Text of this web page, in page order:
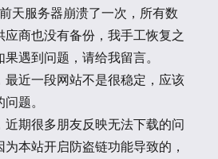
天服务器崩溃了一次，所有数
应商也没有备份，我手工恢复之
遇到问题，请给我留言。
最近一段网站不是很稳定，应该
题。
近期很多朋友反映无法下载的问
本站开启防盗链功能导致的，